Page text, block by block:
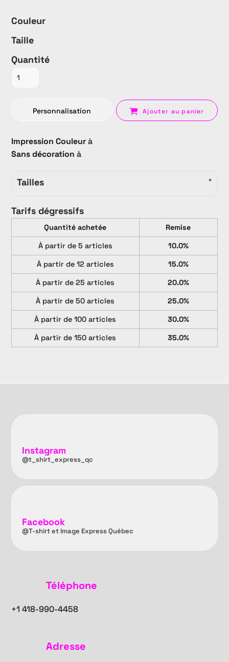
Couleur
Taille
Quantité
Personnalisation Ajouter au panier
Impression Couleurà
Sans décoration à
Tailles
Tarifs dégressifs
Quantité achetée
Remise
À partir de 5 articles
10.0%
À partir de 12 articles
15.0%
À partir de 25 articles
20.0%
À partir de 50 articles
25.0%
À partir de 100 articles
30.0%
À partir de 150 articles
35.0%
Instagram
@t_shirt_express_qc
Facebook
@T-shirt et Image Express Québec
Téléphone
+1418-990-4458
Adresse